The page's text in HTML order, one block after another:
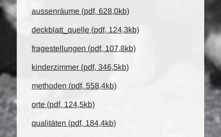
aussenräume (pdf, 628,0kb)
deckblatt_quelle (pdf, 124,3kb)
fragestellungen (pdf, 107,8kb)
kinderzimmer (pdf, 346,5kb)
methoden (pdf, 558,4kb)
orte (pdf, 124,5kb)
qualitäten (pdf, 184,4kb)